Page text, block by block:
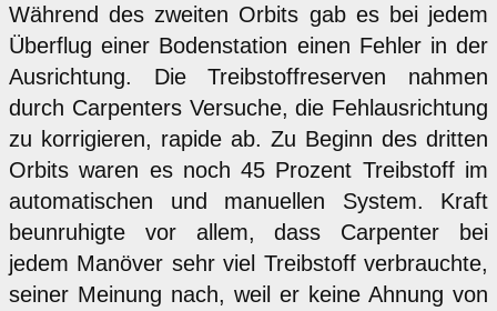
Während des zweiten Orbits gab es bei jedem
Überflug einer Bodenstation einen Fehler in der
Ausrichtung. Die Treibstoffreserven nahmen
durch Carpenters Versuche, die Fehlausrichtung
zu korrigieren, rapide ab. Zu Beginn des dritten
Orbits waren es noch 45 Prozent Treibstoff im
automatischen und manuellen System. Kraft
beunruhigte vor allem, dass Carpenter bei
jedem Manöver sehr viel Treibstoff verbrauchte,
seiner Meinung nach, weil er keine Ahnung von